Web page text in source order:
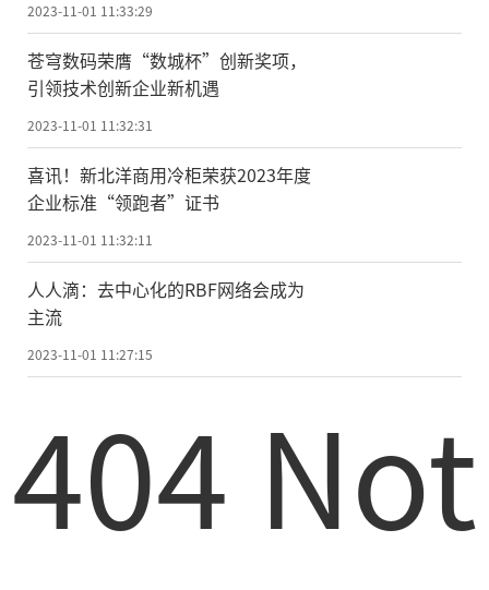
2023-11-01 11:33:29
苍穹数码荣膺“数城杯”创新奖项，
引领技术创新企业新机遇
2023-11-01 11:32:31
喜讯！新北洋商用冷柜荣获2023年度
企业标准“领跑者”证书
2023-11-01 11:32:11
人人滴：去中心化的RBF网络会成为
主流
2023-11-01 11:27:15
404 Not